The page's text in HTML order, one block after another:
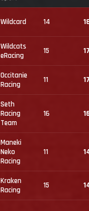
Wildcard 14
Wildcats
eRacing
15
Occitanie
Racing
11
Seth
Racing
Team
16
Maneki
Neko
Racing
11
Kraken
Racing
15